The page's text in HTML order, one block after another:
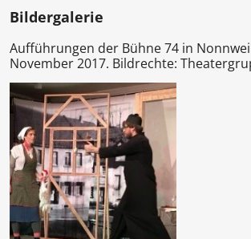
Bildergalerie
Aufführungen der Bühne 74 in
November 2017. Bildrechte: